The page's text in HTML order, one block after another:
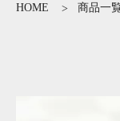
HOME 商品一